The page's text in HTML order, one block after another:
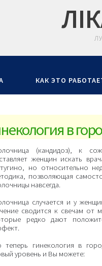
КАК ЭТО
в
(кандидоз), к
женщин искать
но относительно
позволяющая
навсегда.
случается и у
сводится к свечам от
редко дают
теперь гинекология в
уровень и Вы можете: